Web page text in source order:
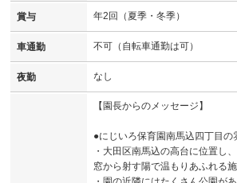
賞与 年2回（夏季・冬季）
車通勤 不可（自転車通勤は可）
夜勤 なし
【園長からのメッセージ】
●にじいろ保育園南馬込四丁目の
・大田区南馬込の高台に位置し
窓から射す陽で温もりあふれる